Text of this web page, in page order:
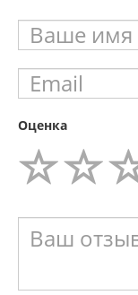
Оценка